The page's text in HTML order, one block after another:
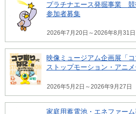
プラチナエース発掘事業 競
参加者募集
2026年7月20日～2026年8月31日
映像ミュージアム企画展「
ストップモーション・アニメ
2026年5月2日～2026年9月27日
家庭用蓄電池・エネファー